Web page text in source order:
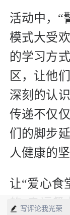
活动中，“
模式大受
的学习方
区，让他
深刻的认
传递不仅
们的脚步
人健康的
让“爱心食
的“幸福
写评论我光荣